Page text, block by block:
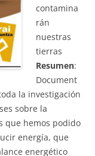
contamina
rán
nuestras
tierras
Resumen:
Document
la investigación
sobre la
que hemos podido
energía, que
energético